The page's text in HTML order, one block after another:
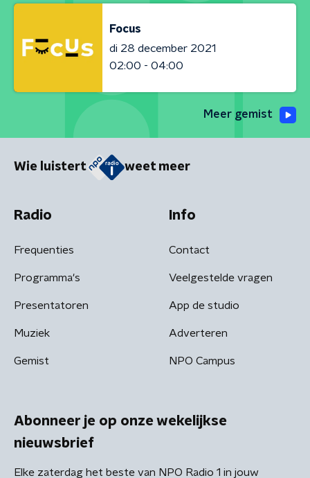
Focus
di 28 december 2021
02:00 - 04:00
Meer gemist
Wie luistert weet meer
Radio
Frequenties
Programma's
Presentatoren
Muziek
Gemist
Info
Contact
Veelgestelde vragen
App de studio
Adverteren
NPO Campus
Abonneer je op onze wekelijkse
nieuwsbrief
Elke zaterdag het beste van NPO Radio 1 in jouw